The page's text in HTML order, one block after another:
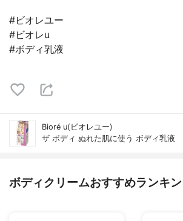
#ビオレユー
#ビオレu
#ボディ乳液
Bioré u(ビオレユー)
ザ ボディ ぬれた肌に使う ボディ乳液
ボディクリームおすすめランキ